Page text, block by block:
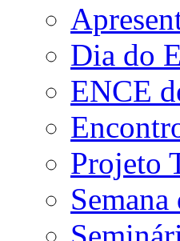
Dia do
ENCE
Projeto